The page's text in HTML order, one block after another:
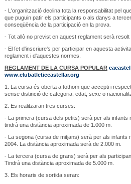
- L'organització declina tota la responsabilitat pel
que puguin patir els participants o als danys a
conseqüència de la participació en la prova.
- Tot allò no previst en aquest reglament serà resolt
- El fet d'inscriure's per participar en aquesta
reglament i d'aquestes normes.
REGLAMENT DE LA CURSA POPULAR
www.clubatleticcastellar.org
1. La cursa és oberta a tothom que accepti i
sense distinció de categoria, edat, sexe o
2. Es realitzaran tres curses:
- La primera (cursa dels petits) serà per als infants
tindrà una distància aproximada de 1.000 m.
- La segona (cursa de mitjans) serà per als infants
2004. La distància aproximada serà de 2.000 m.
- La tercera (cursa de grans) serà per als
Tindrà una distància aproximada de 5.000 m.
3. Els horaris de sortida seran: